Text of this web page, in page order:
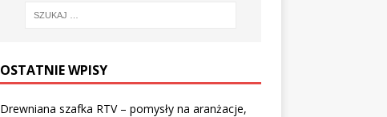
OSTATNIE WPISY
Drewniana szafka RTV – pomysły na aranżacje,